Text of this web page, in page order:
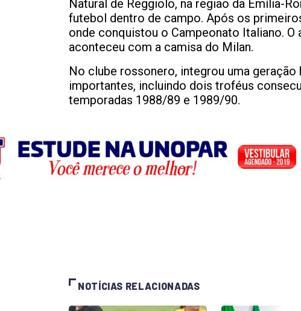
Natural de Reggiolo, na região da Emília-
futebol dentro de campo. Após os
onde conquistou o Campeonato Italiano.
aconteceu com a camisa do Milan.
No clube rossonero, integrou uma
importantes, incluindo dois troféus
temporadas 1988/89 e 1989/90.
NOTÍCIAS RELACIONADAS